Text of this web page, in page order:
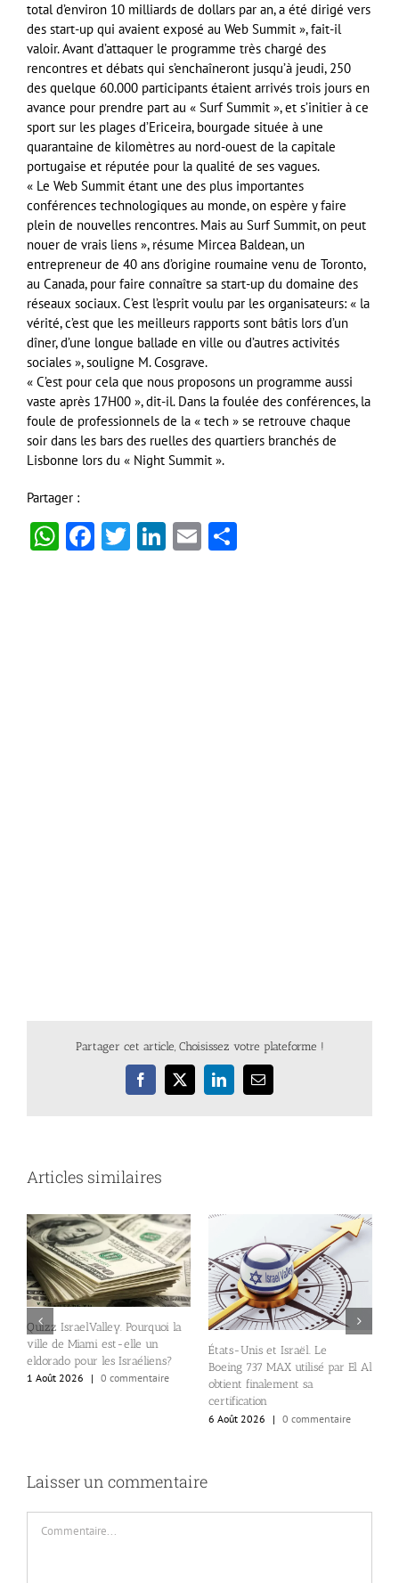
total d’environ 10 milliards de dollars par an, a été dirigé vers
des start-up qui avaient exposé au Web Summit », fait-il
valoir. Avant d’attaquer le programme très chargé des
rencontres et débats qui s’enchaîneront jusqu’à jeudi, 250
des quelque 60.000 participants étaient arrivés trois jours en
avance pour prendre part au « Surf Summit », et s’initier à ce
sport sur les plages d’Ericeira, bourgade située à une
quarantaine de kilomètres au nord-ouest de la capitale
portugaise et réputée pour la qualité de ses vagues.
« Le Web Summit étant une des plus importantes
conférences technologiques au monde, on espère y faire
plein de nouvelles rencontres. Mais au Surf Summit, on peut
nouer de vrais liens », résume Mircea Baldean, un
entrepreneur de 40 ans d’origine roumaine venu de Toronto,
au Canada, pour faire connaître sa start-up du domaine des
réseaux sociaux. C’est l’esprit voulu par les organisateurs: « la
vérité, c’est que les meilleurs rapports sont bâtis lors d’un
dîner, d’une longue ballade en ville ou d’autres activités
sociales », souligne M. Cosgrave.
« C’est pour cela que nous proposons un programme aussi
vaste après 17H00 », dit-il. Dans la foulée des conférences, la
foule de professionnels de la « tech » se retrouve chaque
soir dans les bars des ruelles des quartiers branchés de
Lisbonne lors du « Night Summit ».
Partager :
WhatsApp
Facebook
Twitter
LinkedIn
Email
Partager cet article, Choisissez votre plateforme !
Facebook
X LinkedInEmail
Articles similaires
Quizz IsraelValley. Pourquoi la
ville de Miami est-elle un
eldorado pour les Israéliens?
1 Août 2026
| 0 commentaire
États-Unis et Israël. Le
Boeing 737 MAX utilisé par El Al
obtient finalement sa
certification
6 Août 2026
| 0 commentaire
Laisser un commentaire